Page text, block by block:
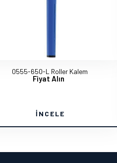
0555-650-L Roller Kalem
Fiyat Alın
İNCELE